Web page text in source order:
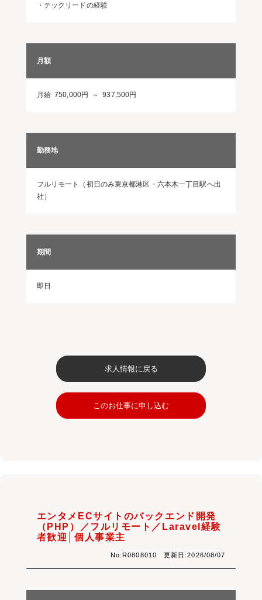
・テックリードの経験
月額
月給 750,000円 ～ 937,500円
勤務地
フルリモート（初日のみ東京都港区・六本木一丁目駅へ出
社）
期間
即日
求人情報に戻る
このお仕事に申し込む
エンタメECサイトのバックエンド開発
（PHP）／フルリモート／Laravel経験
者歓迎│個人事業主
No:R0808010 更新日:2026/08/07